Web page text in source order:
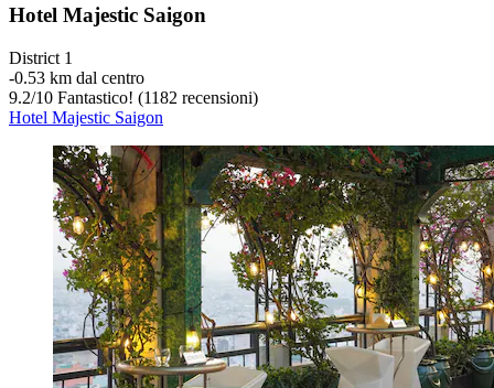
Hotel Majestic Saigon
District 1
‐0.53 km dal centro
9.2/10 Fantastico! (1182 recensioni)
Hotel Majestic Saigon